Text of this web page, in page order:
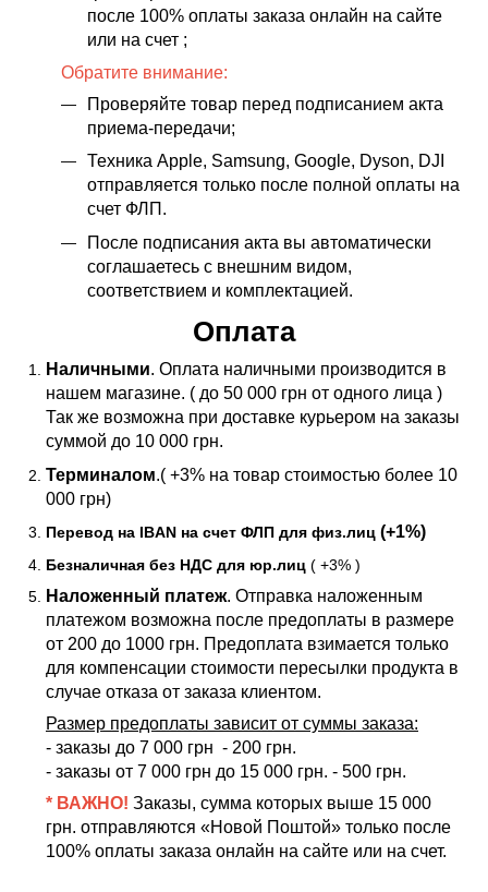
после 100% оплаты заказа онлайн на сайте
или на счет ;
Обратите внимание:
Проверяйте товар перед подписанием акта
приема-передачи;
Техника Apple, Samsung, Google, Dyson, DJI
отправляется только после полной оплаты на
счет ФЛП.
После подписания акта вы автоматически
соглашаетесь с внешним видом,
соответствием и комплектацией.
Оплата
Наличными. Оплата наличными производится в
нашем магазине. ( до 50 000 грн от одного лица )
Так же возможна при доставке курьером на заказы
суммой до 10 000 грн.
Терминалом.( +3% на товар стоимостью более 10
000 грн)
Перевод на IBAN на счет ФЛП для физ.лиц (+1%)
Безналичная без НДС для юр.лиц ( +3% )
Наложенный платеж. Отправка наложенным
платежом возможна после предоплаты в размере
от 200 до 1000 грн. Предоплата взимается только
для компенсации стоимости пересылки продукта в
случае отказа от заказа клиентом.
Размер предоплаты зависит от суммы заказа:
- заказы до 7 000 грн - 200 грн.
- заказы от 7 000 грн до 15 000 грн. - 500 грн.
* ВАЖНО! Заказы, сумма которых выше 15 000
грн. отправляются «Новой Поштой» только после
100% оплаты заказа онлайн на сайте или на счет.